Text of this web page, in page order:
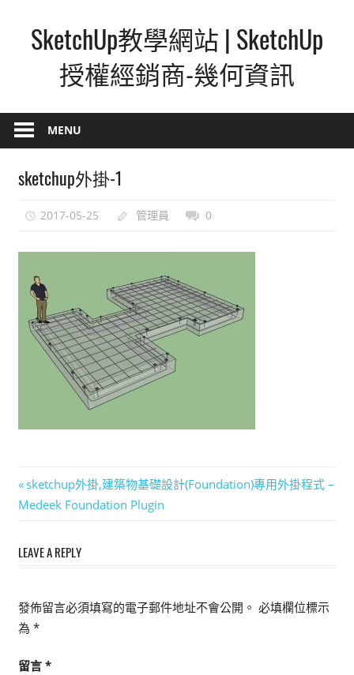
contentSketchUp教學網站 | SketchUp
授權經銷商-幾何資訊
–
最
覺
式,
人
人
的
體
MENU
sketchup外掛-1
2017-05-25 管理員 0
文
章
導
Previous
Post:
sketchup外掛,建築物基礎設計(Foundation)專用外掛程式 –
Medeek Foundation Plugin
LEAVE A REPLY
發佈留言必須填寫的電子郵件地址不會公開。 必填欄位標示
為 *
留言 *